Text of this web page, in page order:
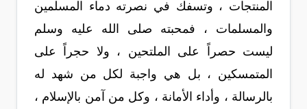
المنتجات ، وتسفك في نصرته دماء المسلمين
والمسلمات ، فمحبته صلى الله عليه وسلم
ليست حصراً على الملتحين ، ولا حجراً على
المتمسكين ، بل هي واجبة لكل من شهد له
بالرسالة ، وأداء الأمانة ، وكل من آمن بالإسلام ،